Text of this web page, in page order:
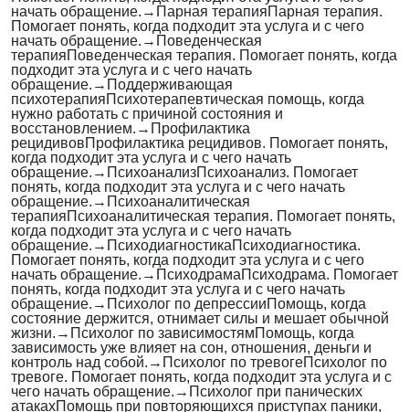
начать обращение. → Парная терапияПарная терапия.
Помогает понять, когда подходит эта услуга и с чего
начать обращение. → Поведенческая
терапияПоведенческая терапия. Помогает понять, когда
подходит эта услуга и с чего начать
обращение. → Поддерживающая
психотерапияПсихотерапевтическая помощь, когда
нужно работать с причиной состояния и
восстановлением. → Профилактика
рецидивовПрофилактика рецидивов. Помогает понять,
когда подходит эта услуга и с чего начать
обращение. → ПсихоанализПсихоанализ. Помогает
понять, когда подходит эта услуга и с чего начать
обращение. → Психоаналитическая
терапияПсихоаналитическая терапия. Помогает понять,
когда подходит эта услуга и с чего начать
обращение. → ПсиходиагностикаПсиходиагностика.
Помогает понять, когда подходит эта услуга и с чего
начать обращение. → ПсиходрамаПсиходрама. Помогает
понять, когда подходит эта услуга и с чего начать
обращение. → Психолог по депрессииПомощь, когда
состояние держится, отнимает силы и мешает обычной
жизни. → Психолог по зависимостямПомощь, когда
зависимость уже влияет на сон, отношения, деньги и
контроль над собой. → Психолог по тревогеПсихолог по
тревоге. Помогает понять, когда подходит эта услуга и с
чего начать обращение. → Психолог при панических
атакахПомощь при повторяющихся приступах паники,